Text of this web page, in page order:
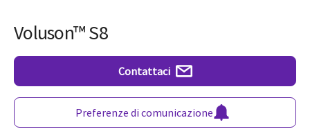
Voluson™ S8
Contattaci
Preferenze di comunicazione